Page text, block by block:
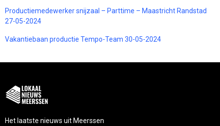
Productiemedewerker snijzaal – Parttime – Maastricht Randstad
27-05-2024
Vakantiebaan productie Tempo-Team 30-05-2024
Het laatste nieuws uit Meerssen